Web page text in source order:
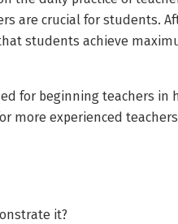
are crucial for students.
students achieve
for beginning teachers in
more experienced
it?